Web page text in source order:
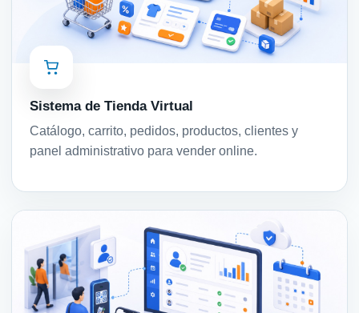
Sistema de Tienda Virtual
Catálogo, carrito, pedidos, productos, clientes y
panel administrativo para vender online.